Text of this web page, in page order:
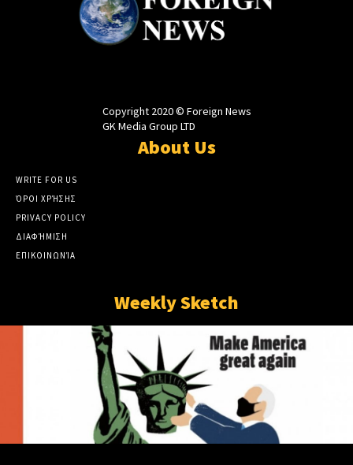
Copyright 2020 © Foreign News
GK Media Group LTD
About Us
WRITE FOR US
ΌΡΟΙ ΧΡΉΣΗΣ
PRIVACY POLICY
ΔΙΑΦΉΜΙΣΗ
ΕΠΙΚΟΙΝΩΝΊΑ
Weekly Sketch